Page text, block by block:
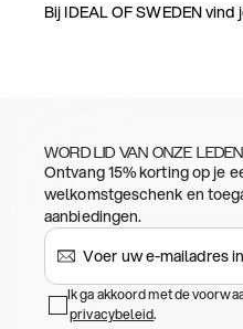
Bij IDEAL OF SWEDEN
WORD LID VAN ONZE
Ontvang 15% korting op je
welkomstgeschenk en
aanbiedingen.
Ik ga akkoord met de
privacybeleid.